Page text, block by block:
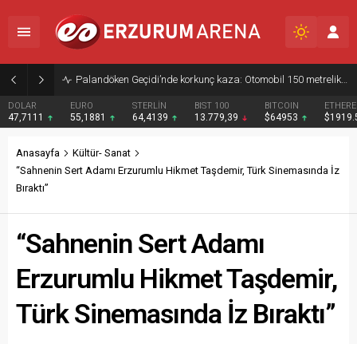
Palandöken Geçidi’nde korkunç kaza: Otomobil 150 metrelik uçuruma yuvarlandı
DOLAR
47,7111
EURO
55,1881
STERLİN
64,4139
BIST 100
13.779,39
BITCOIN
$64953
Anasayfa
Kültür- Sanat
“Sahnenin Sert Adamı Erzurumlu Hikmet Taşdemir, Türk Sinemasında İz
Bıraktı”
“Sahnenin Sert Adamı
Erzurumlu Hikmet Taşdemir,
Türk Sinemasında İz Bıraktı”